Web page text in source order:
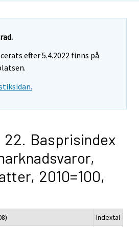
efter 5.4.2022 finns på
22. Basprisindex
2010=100,
Indextal